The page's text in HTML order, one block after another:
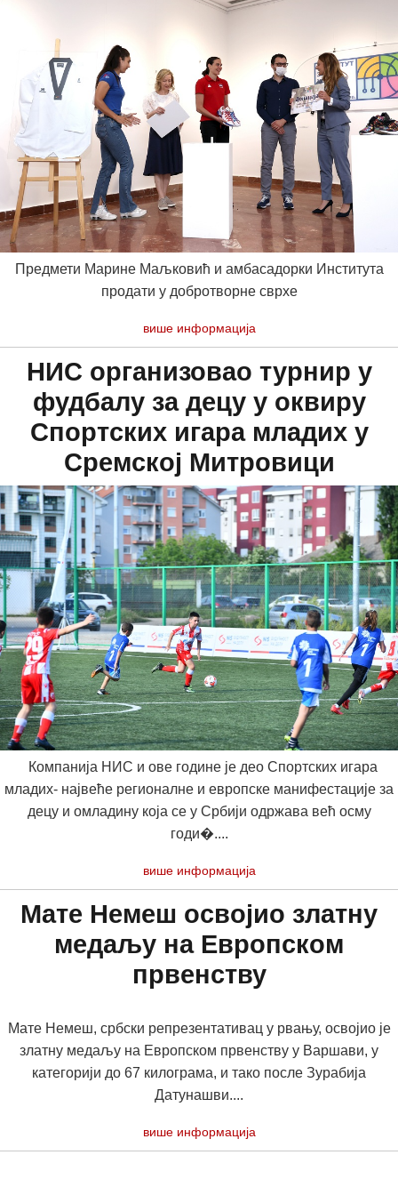
Предмети Марине Маљковић и амбасадорки Института
продати у добротворне сврхе
више информација
НИС организовао турнир у
фудбалу за децу у оквиру
Спортских игара младих у
Сремској Митровици
Компанија НИС и ове године је део Спортских игара
младих- највеће регионалне и европске манифестације за
децу и омладину која се у Србији одржава већ осму
годи�....
више информација
Мате Немеш освојио златну
медаљу на Европском
првенству
Мате Немеш, србски репрезентативац у рвању, освојио је
златну медаљу на Европском првенству у Варшави, у
категорији до 67 килограма, и тако после Зурабија
Датунашви....
више информација